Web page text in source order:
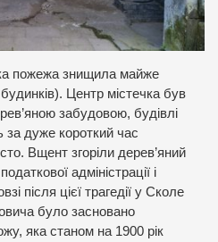
пожежа знищила майже
Центр містечка був
забудовою, будівлі
за дуже короткий час
Вщент згоріли дерев’яний
адміністрації і
після цієї трагедії у Сколе
було засновано
яка станом на 1900 рік